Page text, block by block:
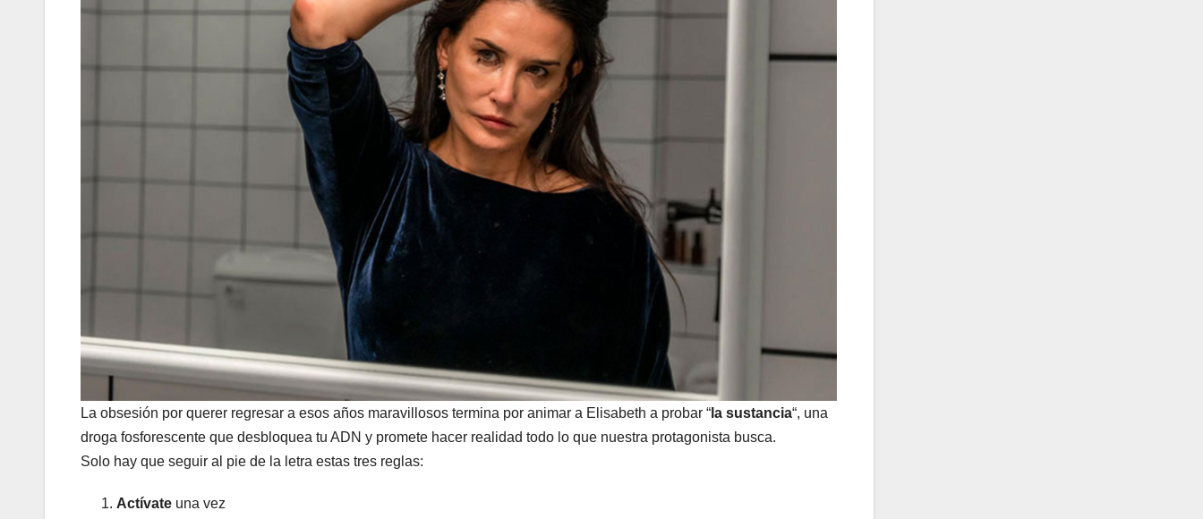
La obsesión por querer regresar a esos años maravillosos termina por animar a Elisabeth a probar “ la sustancia“, una
droga fosforescente que desbloquea tu ADN y promete hacer realidad todo lo que nuestra protagonista busca.
Solo hay que seguir al pie de la letra estas tres reglas:
Actívate una vez